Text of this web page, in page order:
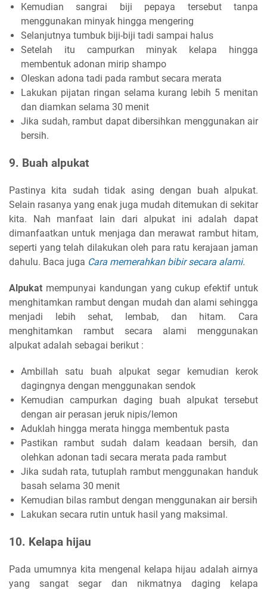
Kemudian sangrai biji pepaya tersebut tanpa
menggunakan minyak hingga mengering
Selanjutnya tumbuk biji-biji tadi sampai halus
Setelah itu campurkan minyak kelapa hingga
membentuk adonan mirip shampo
Oleskan adona tadi pada rambut secara merata
Lakukan pijatan ringan selama kurang lebih 5 menitan
dan diamkan selama 30 menit
Jika sudah, rambut dapat dibersihkan menggunakan air
bersih.
9. Buah alpukat
Pastinya kita sudah tidak asing dengan buah alpukat.
Selain rasanya yang enak juga mudah ditemukan di sekitar
kita. Nah manfaat lain dari alpukat ini adalah dapat
dimanfaatkan untuk menjaga dan merawat rambut hitam,
seperti yang telah dilakukan oleh para ratu kerajaan jaman
dahulu. Baca juga Cara memerahkan bibir secara alami.
Alpukat mempunyai kandungan yang cukup efektif untuk
menghitamkan rambut dengan mudah dan alami sehingga
menjadi lebih sehat, lembab, dan hitam. Cara
menghitamkan rambut secara alami menggunakan
alpukat adalah sebagai berikut :
Ambillah satu buah alpukat segar kemudian kerok
dagingnya dengan menggunakan sendok
Kemudian campurkan daging buah alpukat tersebut
dengan air perasan jeruk nipis/lemon
Aduklah hingga merata hingga membentuk pasta
Pastikan rambut sudah dalam keadaan bersih, dan
olehkan adonan tadi secara merata pada rambut
Jika sudah rata, tutuplah rambut menggunakan handuk
basah selama 30 menit
Kemudian bilas rambut dengan menggunakan air bersih
Lakukan secara rutin untuk hasil yang maksimal.
10. Kelapa hijau
Pada umumnya kita mengenal kelapa hijau adalah airnya
yang sangat segar dan nikmatnya daging kelapa